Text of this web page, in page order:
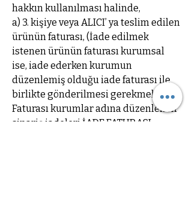
hakkın kullanılması halinde,
a) 3. kişiye veya ALICI’ ya teslim edilen
ürünün faturası, (İade edilmek
istenen ürünün faturası kurumsal
ise, iade ederken kurumun
düzenlemiş olduğu iade faturası ile
birlikte gönderilmesi gerekmektedir.
Faturası kurumlar adına düzenlenen
sipariş iadeleri İADE FATURASI